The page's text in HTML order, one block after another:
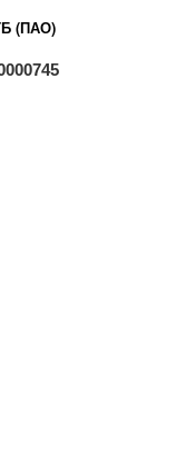
(ПАО)